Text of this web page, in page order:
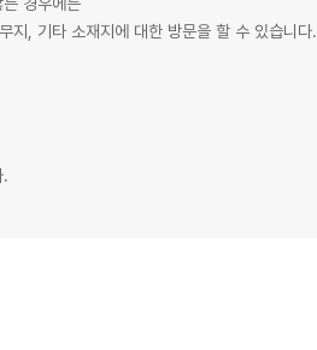
지, 기타 소재지에 대한 방문을 할 수 있습니다.
.